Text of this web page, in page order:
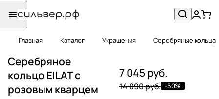
Главная Каталог Украшения Серебряные кольца
Серебряное
кольцо EILAT с
розовым кварцем
7 045 руб.
14 090 руб. -50%